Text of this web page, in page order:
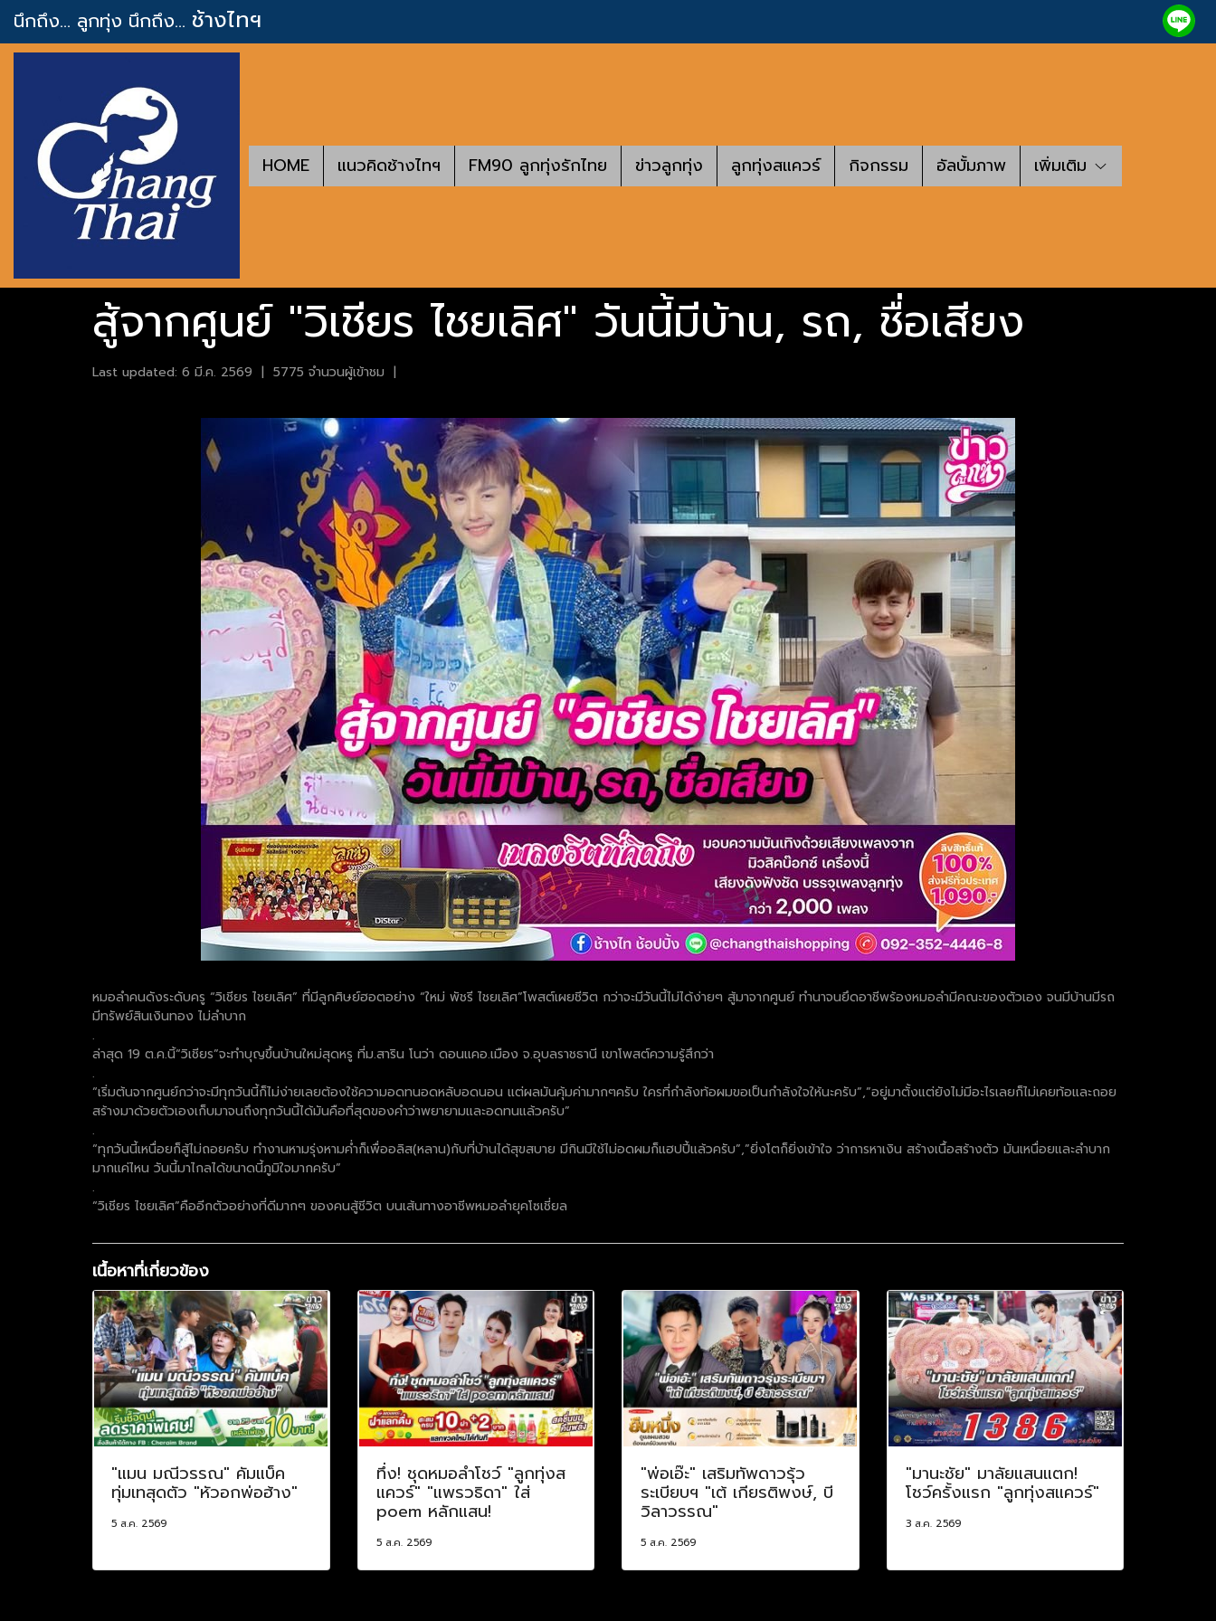
นึกถึง... ลูกทุ่ง นึกถึง... ช้างไทฯ
HOME แนวคิดช้างไทฯ FM90 ลูกทุ่งรักไทย ข่าวลูกทุ่ง ลูกทุ่งสแควร์ กิจกรรม อัลบั้มภาพ เพิ่มเติม
สู้จากศูนย์ "วิเชียร ไชยเลิศ" วันนี้มีบ้าน, รถ, ชื่อเสียง
Last updated: 6 มี.ค. 2569 | 5775 จำนวนผู้เข้าชม |
หมอลำคนดังระดับครู “วิเชียร ไชยเลิศ” ที่มีลูกศิษย์ฮอตอย่าง “ใหม่ พัชรี ไชยเลิศ”โพสต์เผยชีวิต กว่าจะมีวันนี้ไม่ได้ง่ายๆ สู้มาจากศูนย์ ทำนาจนยึดอาชีพร้องหมอลำมีคณะของตัวเอง จนมีบ้านมีรถ
มีทรัพย์สินเงินทอง ไม่ลำบาก
.
ล่าสุด 19 ต.ค.นิ้“วิเชียร”จะทำบุญขึ้นบ้านใหม่สุดหรู ที่ม.สาริน โนว่า ดอนแคอ.เมือง จ.อุบลราชธานี เขาโพสต์ความรู้สึกว่า
.
“เริ่มต้นจากศูนย์กว่าจะมีทุกวันนี้ก็ไม่ง่ายเลยต้องใช้ความอดทนอดหลับอดนอน แต่ผลมันคุ้มค่ามากๆครับ ใครที่กำลังท้อผมขอเป็นกำลังใจให้นะครับ”,”อยู่มาตั้งแต่ยังไม่มีอะไรเลยก็ไม่เคยท้อและถอย
สร้างมาด้วยตัวเองเก็บมาจนถึงทุกวันนี้ได้มันคือที่สุดของคำว่าพยายามและอดทนแล้วครับ”
.
“ทุกวันนี้เหนื่อยก็สู้ไม่ถอยครับ ทำงานหามรุ่งหามค่ำก็เพื่ออลิส(หลาน)กับที่บ้านได้สุขสบาย มีกินมีใช้ไม่อดผมก็แฮปปี้แล้วครับ”,”ยิ่งโตก็ยิ่งเข้าใจ ว่าการหาเงิน สร้างเนื้อสร้างตัว มันเหนื่อยและลำบาก
มากแค่ไหน วันนี้มาไกลได้ขนาดนี้ภูมิใจมากครับ”
.
“วิเชียร ไชยเลิศ”คืออีกตัวอย่างที่ดีมากๆ ของคนสู้ชีวิต บนเส้นทางอาชีพหมอลำยุคโซเชี่ยล
เนื้อหาที่เกี่ยวข้อง
"แมน มณีวรรณ" คัมแบ็ค
ทุ่มเทสุดตัว "หัวอกพ่อฮ้าง"
5 ส.ค. 2569
ทึ่ง! ชุดหมอลำโชว์ "ลูกทุ่งส
แควร์" "แพรวธิดา" ใส่
poem หลักแสน!
5 ส.ค. 2569
"พ่อเอ๊ะ" เสริมทัพดาวรุ้ว
ระเบียบฯ "เต้ เกียรติพงษ์, บี
วิลาวรรณ"
5 ส.ค. 2569
"มานะชัย" มาลัยแสนแตก!
โชว์ครั้งแรก "ลูกทุ่งสแควร์"
3 ส.ค. 2569